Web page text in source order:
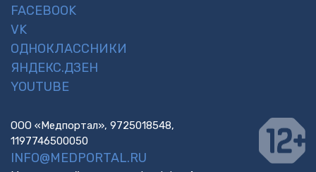
FACEBOOK
VK
ОДНОКЛАССНИКИ
ЯНДЕКС.ДЗЕН
YOUTUBE
ООО «Медпортал», 9725018548,
1197746500050
INFO@MEDPORTAL.RU